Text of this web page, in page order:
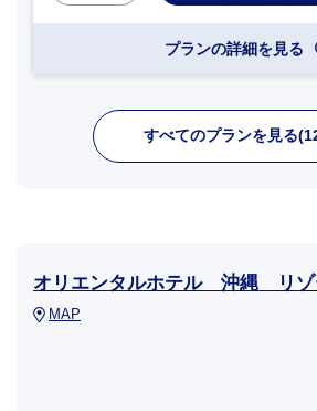
プランの詳細を見る
すべてのプランを見る
オリエンタルホテル 沖縄 リゾ
MAP